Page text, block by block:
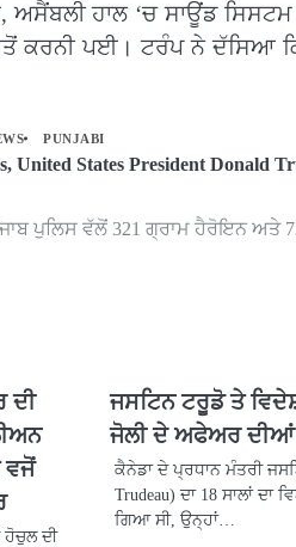
ਅਸੈਂਬਲੀ ਹਾਲ ‘ਚ ਸਾਊਂਡ
ਕਰਨੀ ਪਈ। ਟਰੰਪ ਨੇ ਦੱਸਿਆ
PUNJABI
, United States President Donald
ਪੁਲਿਸ ਵੱਲੋਂ 321 ਗ੍ਰਾਮ ਹੈਰੋਇਨ ਅਤੇ
ਦੀ
ਵਜੋਂ
ਹੋਚੁਲ ਦੀ
ਜਸਟਿਨ ਟਰੂਡੋ ਤੇ
ਜੋਲੀ ਦੇ ਅਫੇਅਰ ਦੀਆਂ
ਕੈਨੇਡਾ ਦੇ ਪ੍ਰਧਾਨ ਮੰਤਰੀ
Trudeau) ਦਾ 18 ਸਾਲਾਂ
ਗਿਆ ਸੀ, ਉਨ੍ਹਾਂ…